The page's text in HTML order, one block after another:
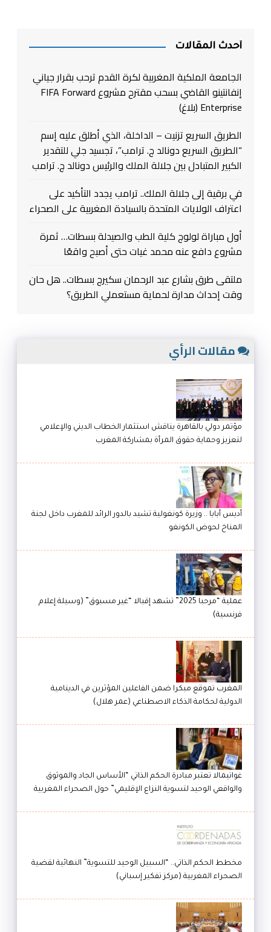
أحدث المقالات
الجامعة الملكية المغربية لكرة القدم ترحب بقرار جياني
إنفانتينو القاضي بسحب مقترح مشروع FIFA Forward
Enterprise (بلاغ)
الطريق السريع تزنيت – الداخلة، الذي أطلق عليه إسم
“الطريق السريع دونالد ج. ترامب”، تجسيد جلي للتقدير
الكبير المتبادل بين جلالة الملك والرئيس دونالد ج. ترامب
في برقية إلى جلالة الملك.. ترامب يجدد التأكيد على
اعتراف الولايات المتحدة بالسيادة المغربية على الصحراء
أول مباراة لولوج كلية الطب والصيدلة بسطات… ثمرة
مشروع دافع عنه محمد غيات حتى أصبح واقعًا
ملتقى طرق بشارع عبد الرحمان سكيرج بسطات.. هل حان
وقت إحداث مدارة لحماية مستعملي الطريق؟
مقالات الرأي
مؤتمر دولي بالقاهرة يناقش استثمار الخطاب الديني والإعلامي
لتعزيز وحماية حقوق المرأة بمشاركة المغرب
أديس أبابا .. وزيرة كونغولية تشيد بالدور الرائد للمغرب داخل لجنة
المناخ لحوض الكونغو
عملية “مرحبا 2025” تشهد إقبالا “غير مسبوق” (وسيلة إعلام
فرنسية)
المغرب تموقع مبكرا ضمن الفاعلين المؤثرين في الدينامية
الدولية لحكامة الذكاء الاصطناعي (عمر هلال)
غواتيمالا تعتبر مبادرة الحكم الذاتي “الأساس الجاد والموثوق
والواقعي الوحيد لتسوية النزاع الإقليمي” حول الصحراء المغربية
مخطط الحكم الذاتي.. “السبيل الوحيد للتسوية” النهائية لقضية
الصحراء المغربية (مركز تفكير إسباني)